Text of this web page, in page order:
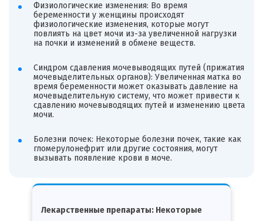
Физиологические изменения: Во время
беременности у женщины происходят
физиологические изменения, которые могут
повлиять на цвет мочи из-за увеличенной нагрузки
на почки и изменений в обмене веществ.
Синдром сдавления мочевыводящих путей (прижатия
мочевыделительных органов): Увеличенная матка во
время беременности может оказывать давление на
мочевыделительную систему, что может привести к
сдавлению мочевыводящих путей и изменению цвета
мочи.
Болезни почек: Некоторые болезни почек, такие как
гломерулонефрит или другие состояния, могут
вызывать появление крови в моче.
Лекарственные препараты: Некоторые